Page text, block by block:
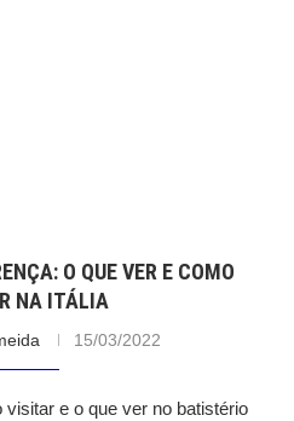
O QUE VER E COMO
NA ITÁLIA
15/03/2022
e o que ver no batistério